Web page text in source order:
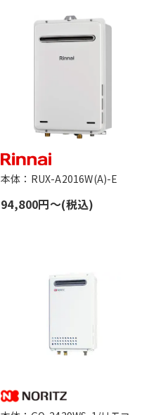
本体：RUX-A2016W(A)-E
94,800円〜(税込)